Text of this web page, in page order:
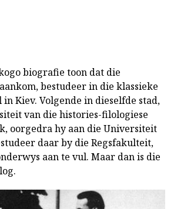
biografie toon dat die
bestudeer in die klassieke
Kiev. Volgende in dieselfde stad,
van die histories-filologiese
oorgedra hy aan die Universiteit
daar by die Regsfakulteit,
aan te vul. Maar dan is die